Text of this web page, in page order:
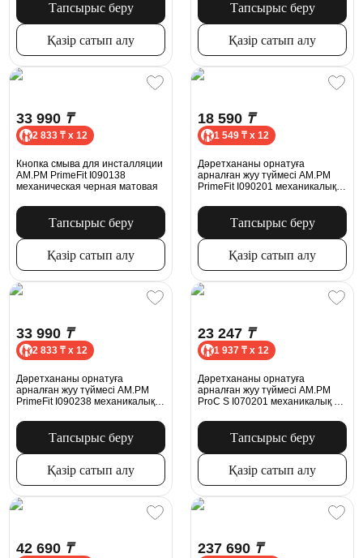
Тапсырыс беру
Қазір сатып алу
Тапсырыс беру
Қазір сатып алу
33 990 ₸
2 833 ₸ x 12
Кнопка смыва для инсталляции
AM.PM PrimeFit I090138
механическая черная матовая
Тапсырыс беру
Қазір сатып алу
18 590 ₸
1 549 ₸ x 12
Дәретхананы орнатуға
арналған жуу түймесі AM.PM
PrimeFit I090201 механикалық
Тапсырыс беру
Қазір сатып алу
33 990 ₸
2 833 ₸ x 12
Дәретхананы орнатуға
арналған жуу түймесі AM.PM
PrimeFit I090238 механикалық
Тапсырыс беру
Қазір сатып алу
23 247 ₸
1 937 ₸ x 12
Дәретхананы орнатуға
арналған жуу түймесі AM.PM
ProC S I070201 механикалық ақ
Тапсырыс беру
Қазір сатып алу
42 690 ₸ 237 690 ₸